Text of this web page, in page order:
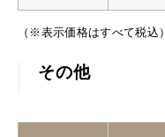
（※表示価格はすべて税込）
その他